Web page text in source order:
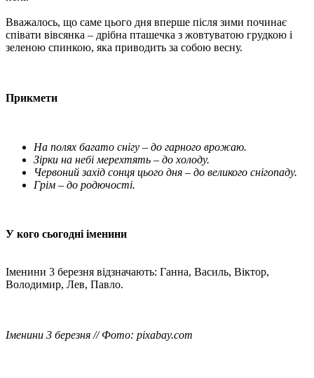
Вважалось, що саме цього дня вперше після зими починає
співати вівсянка – дрібна пташечка з жовтуватою грудкою і
зеленою спинкою, яка приводить за собою весну.
Прикмети
На полях багато снігу – до гарного врожаю.
Зірки на небі мерехтять – до холоду.
Червоний захід сонця цього дня – до великого снігопаду.
Грім – до родючості.
У кого сьогодні іменини
Іменини 3 березня відзначають: Ганна, Василь, Віктор,
Володимир, Лев, Павло.
Іменини 3 березня // Фото: pixabay.com